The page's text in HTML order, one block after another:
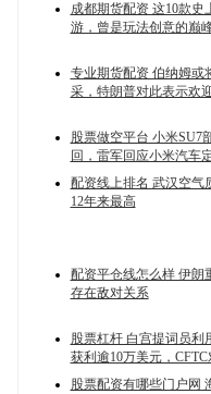
成都期货配资 这10款史
游，曾是玩法创意的巅
专业期货配资 伯纳姆或
采，特朗普对此表示欢
股票做空平台 小米SU7
回，雷军回应小米汽车
配资线上排名 武汉空气
12年来最高
配资平仓线怎么样 伊朗
存在敌对关系
股票杠杆 白宫提词员利
获利逾10万美元，
股票配资有哪些门户网